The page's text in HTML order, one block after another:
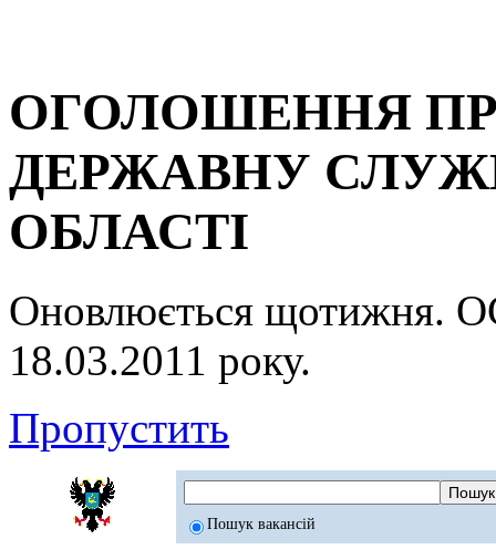
ОГОЛОШЕННЯ
ДЕРЖАВНУ
ОБЛАСТІ
Оновлюється
18.03.2011 року.
Пропустить
Пошук вакансій